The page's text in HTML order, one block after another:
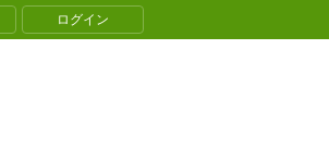
ログイン